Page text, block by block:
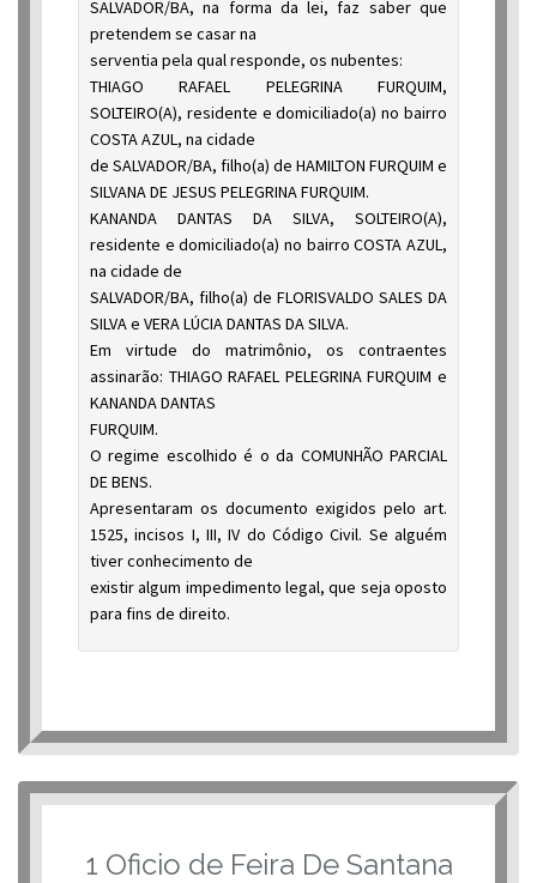
SALVADOR/BA, na forma da lei, faz saber que
pretendem se casar na
serventia pela qual responde, os nubentes:
THIAGO RAFAEL PELEGRINA FURQUIM,
SOLTEIRO(A), residente e domiciliado(a) no bairro
COSTA AZUL, na cidade
de SALVADOR/BA, filho(a) de HAMILTON FURQUIM e
SILVANA DE JESUS PELEGRINA FURQUIM.
KANANDA DANTAS DA SILVA, SOLTEIRO(A),
residente e domiciliado(a) no bairro COSTA AZUL,
na cidade de
SALVADOR/BA, filho(a) de FLORISVALDO SALES DA
SILVA e VERA LÚCIA DANTAS DA SILVA.
Em virtude do matrimônio, os contraentes
assinarão: THIAGO RAFAEL PELEGRINA FURQUIM e
KANANDA DANTAS
FURQUIM.
O regime escolhido é o da COMUNHÃO PARCIAL
DE BENS.
Apresentaram os documento exigidos pelo art.
1525, incisos I, III, IV do Código Civil. Se alguém
tiver conhecimento de
existir algum impedimento legal, que seja oposto
para fins de direito.
1 Oficio de Feira De Santana